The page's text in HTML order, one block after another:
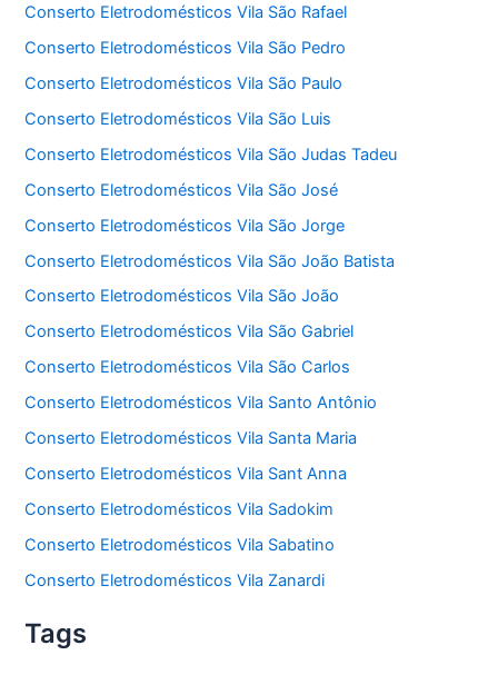
Conserto Eletrodomésticos Vila São Rafael
Conserto Eletrodomésticos Vila São Pedro
Conserto Eletrodomésticos Vila São Paulo
Conserto Eletrodomésticos Vila São Luis
Conserto Eletrodomésticos Vila São Judas Tadeu
Conserto Eletrodomésticos Vila São José
Conserto Eletrodomésticos Vila São Jorge
Conserto Eletrodomésticos Vila São João Batista
Conserto Eletrodomésticos Vila São João
Conserto Eletrodomésticos Vila São Gabriel
Conserto Eletrodomésticos Vila São Carlos
Conserto Eletrodomésticos Vila Santo Antônio
Conserto Eletrodomésticos Vila Santa Maria
Conserto Eletrodomésticos Vila Sant Anna
Conserto Eletrodomésticos Vila Sadokim
Conserto Eletrodomésticos Vila Sabatino
Conserto Eletrodomésticos Vila Zanardi
Tags